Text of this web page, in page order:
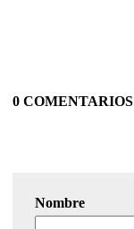
0 COMENTARIOS
Nombre